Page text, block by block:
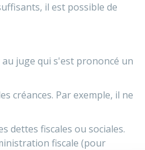
il est possible de
juge qui s'est prononcé un
créances. Par exemple, il ne
dettes fiscales ou sociales.
fiscale (pour